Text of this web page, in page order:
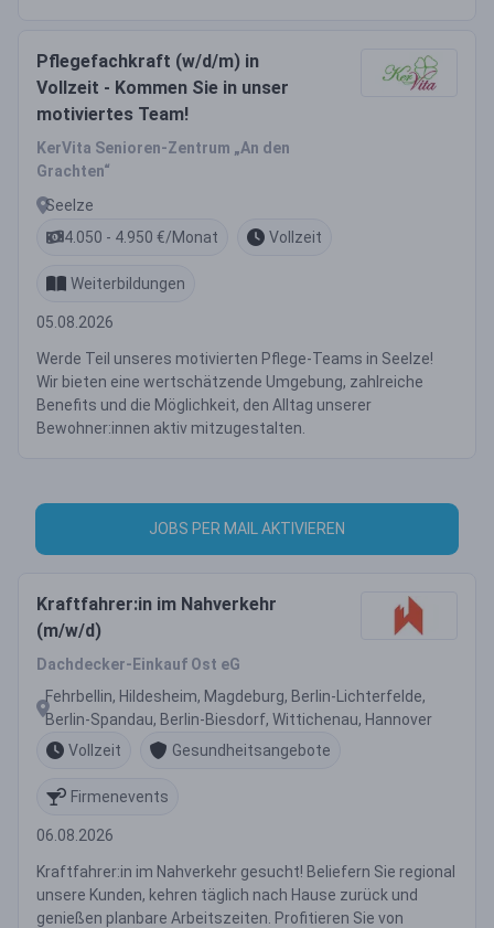
Pflegefachkraft (w/d/m) in
Vollzeit - Kommen Sie in unser
motiviertes Team!
KerVita Senioren-Zentrum „An den
Grachten“
Seelze
4.050 - 4.950 €/Monat
Vollzeit
Weiterbildungen
05.08.2026
Werde Teil unseres motivierten Pflege-Teams in Seelze!
Wir bieten eine wertschätzende Umgebung, zahlreiche
Benefits und die Möglichkeit, den Alltag unserer
Bewohner:innen aktiv mitzugestalten.
JOBS PER MAIL AKTIVIEREN
Kraftfahrer:in im Nahverkehr
(m/w/d)
Dachdecker-Einkauf Ost eG
Fehrbellin, Hildesheim, Magdeburg, Berlin-Lichterfelde,
Berlin-Spandau, Berlin-Biesdorf, Wittichenau, Hannover
Vollzeit
Gesundheitsangebote
Firmenevents
06.08.2026
Kraftfahrer:in im Nahverkehr gesucht! Beliefern Sie regional
unsere Kunden, kehren täglich nach Hause zurück und
genießen planbare Arbeitszeiten. Profitieren Sie von